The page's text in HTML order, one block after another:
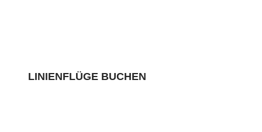
LINIENFLÜGE BUCHEN